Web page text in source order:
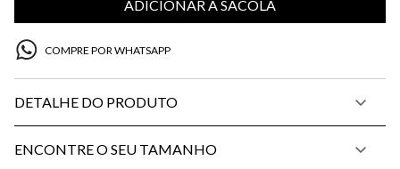
ADICIONAR À SACOLA
COMPRE POR WHATSAPP
DETALHE DO PRODUTO
ENCONTRE O SEU TAMANHO